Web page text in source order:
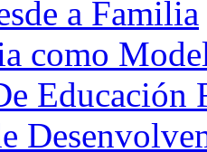
a Familia
como
Educación